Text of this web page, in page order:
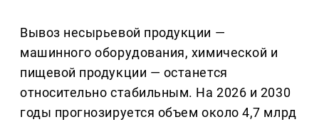
Вывоз несырьевой продукции —
машинного оборудования, химической и
пищевой продукции — останется
относительно стабильным. На 2026 и 2030
годы прогнозируется объем около 4,7 млрд